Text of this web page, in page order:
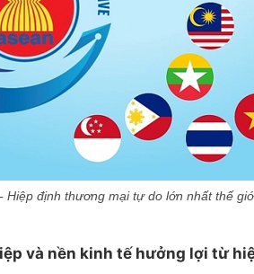
Hiệp định thương mại tự do lớn nhất thế
và nền kinh tế hưởng lợi từ